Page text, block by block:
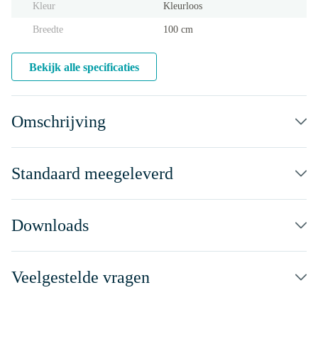
Kleur Kleurloos
Breedte 100 cm
Bekijk alle specificaties
Omschrijving
Standaard meegeleverd
Downloads
Veelgestelde vragen